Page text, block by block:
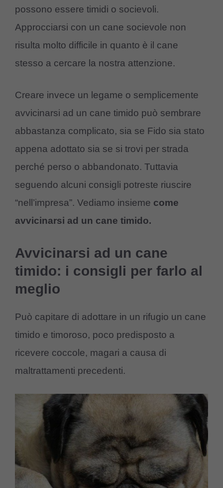
possono essere timidi o socievoli.
Approcciarsi con un cane socievole non
risulta molto difficile in quanto è il cane
stesso a cercare la nostra attenzione.
Creare invece un legame o semplicemente
avvicinarsi ad un cane timido può sembrare
abbastanza complicato, sia se Fido sia stato
appena adottato sia se si trovi per strada
perché perso o abbandonato. Tuttavia
seguendo alcuni consigli potreste riuscire
“nell’impresa”. Vediamo insieme come
avvicinarsi ad un cane timido.
Avvicinarsi ad un cane
timido: i consigli per farlo al
meglio
Può capitare di adottare in un rifugio un cane
timido e timoroso, poco predisposto a
ricevere coccole, magari a causa di
maltrattamenti precedenti.